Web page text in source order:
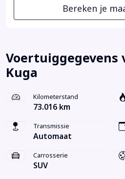
Bereken je
Voertuiggegevens
Kuga
Kilometerstand
73.016 km
Transmissie
Automaat
Carrosserie
SUV